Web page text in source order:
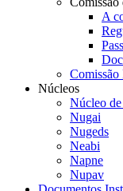
A
Núcleos
Núcleo
Nugai
Nugeds
Neabi
Napne
Nupav